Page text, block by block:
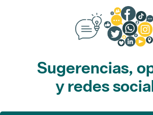
Sugerencias,
y redes